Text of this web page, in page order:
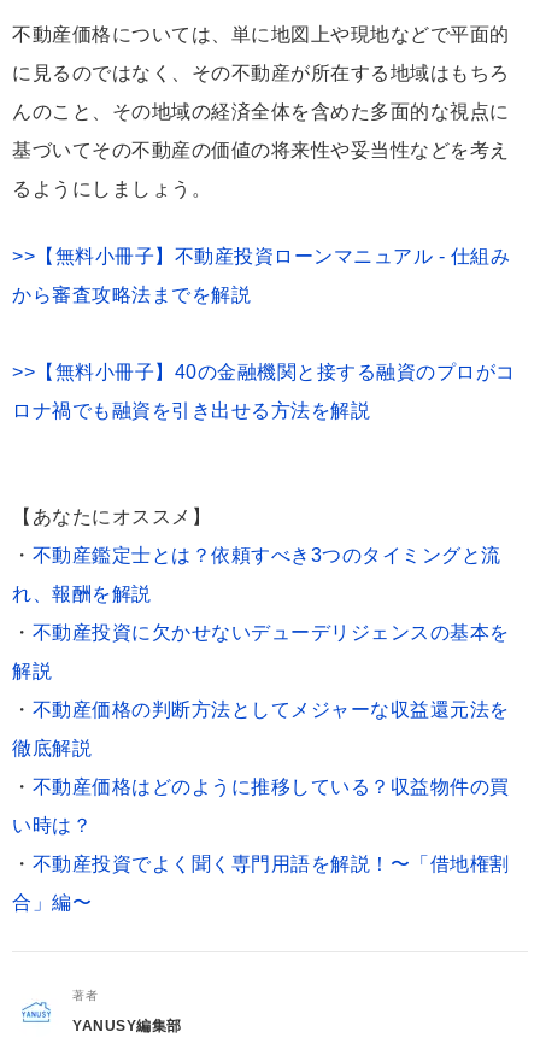
不動産価格については、単に地図上や現地などで平面的
に見るのではなく、その不動産が所在する地域はもちろ
んのこと、その地域の経済全体を含めた多面的な視点に
基づいてその不動産の価値の将来性や妥当性などを考え
るようにしましょう。
>>【無料小冊子】不動産投資ローンマニュアル - 仕組み
から審査攻略法までを解説
>>【無料小冊子】40の金融機関と接する融資のプロがコ
ロナ禍でも融資を引き出せる方法を解説
【あなたにオススメ】
・ 不動産鑑定士とは？依頼すべき3つのタイミングと流
れ、報酬を解説
・ 不動産投資に欠かせないデューデリジェンスの基本を
解説
・ 不動産価格の判断方法としてメジャーな収益還元法を
徹底解説
・ 不動産価格はどのように推移している？収益物件の買
い時は？
・ 不動産投資でよく聞く専門用語を解説！〜「借地権割
合」編〜
著者
YANUSY編集部